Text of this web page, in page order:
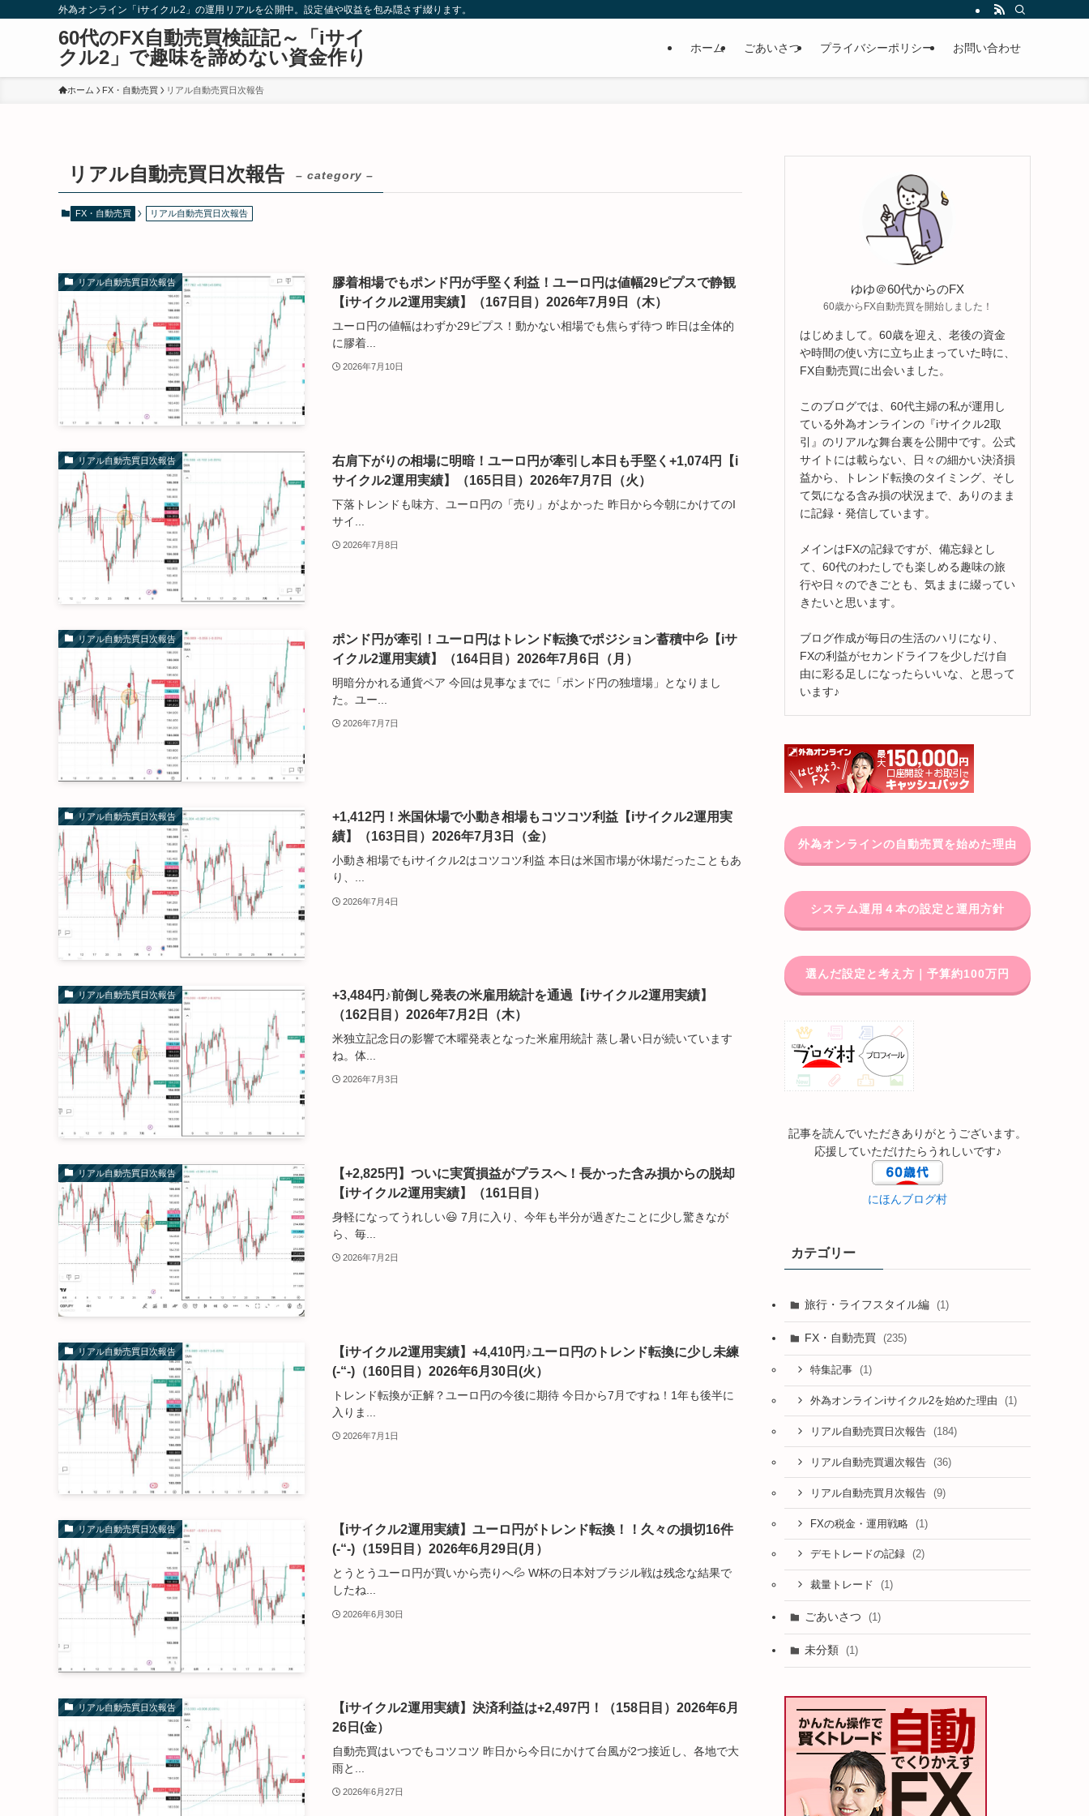
外為オンライン「iサイクル2」の運用リアルを公開中。設定値や収益を包み隠さず綴ります。
60代のFX自動売買検証記～「iサイ
クル2」で趣味を諦めない資金作り
ホーム ごあいさつ プライバシーポリシー お問い合わせ
ホーム FX・自動売買 リアル自動売買日次報告
リアル自動売買日次報告 – category –
FX・自動売買 リアル自動売買日次報告
リアル自動売買日次報告
膠着相場でもポンド円が手堅く利益！ユーロ円は値幅29ピプスで静観
【iサイクル2運用実績】（167日目）2026年7月9日（木）
ユーロ円の値幅はわずか29ピプス！動かない相場でも焦らず待つ 昨日は全体的
に膠着...
2026年7月10日
リアル自動売買日次報告
右肩下がりの相場に明暗！ユーロ円が牽引し本日も手堅く+1,074円【i
サイクル2運用実績】（165日目）2026年7月7日（火）
下落トレンドも味方、ユーロ円の「売り」がよかった 昨日から今朝にかけてのI
サイ...
2026年7月8日
リアル自動売買日次報告
ポンド円が牽引！ユーロ円はトレンド転換でポジション蓄積中💦【iサ
イクル2運用実績】（164日目）2026年7月6日（月）
明暗分かれる通貨ペア 今回は見事なまでに「ポンド円の独壇場」となりまし
た。ユー...
2026年7月7日
リアル自動売買日次報告
+1,412円！米国休場で小動き相場もコツコツ利益【iサイクル2運用実
績】（163日目）2026年7月3日（金）
小動き相場でもiサイクル2はコツコツ利益 本日は米国市場が休場だったこともあ
り、...
2026年7月4日
リアル自動売買日次報告
+3,484円♪前倒し発表の米雇用統計を通過【iサイクル2運用実績】
（162日目）2026年7月2日（木）
米独立記念日の影響で木曜発表となった米雇用統計 蒸し暑い日が続いています
ね。体...
2026年7月3日
リアル自動売買日次報告
【+2,825円】ついに実質損益がプラスへ！長かった含み損からの脱却
【iサイクル2運用実績】（161日目）
身軽になってうれしい😃 7月に入り、今年も半分が過ぎたことに少し驚きなが
ら、毎...
2026年7月2日
リアル自動売買日次報告
【iサイクル2運用実績】+4,410円♪ユーロ円のトレンド転換に少し未練
(-“-)（160日目）2026年6月30日(火）
トレンド転換が正解？ユーロ円の今後に期待 今日から7月ですね！1年も後半に
入りま...
2026年7月1日
リアル自動売買日次報告
【iサイクル2運用実績】ユーロ円がトレンド転換！！久々の損切16件
(-“-)（159日目）2026年6月29日(月）
とうとうユーロ円が買いから売りへ💦 W杯の日本対ブラジル戦は残念な結果で
したね...
2026年6月30日
リアル自動売買日次報告
【iサイクル2運用実績】決済利益は+2,497円！（158日目）2026年6月
26日(金）
自動売買はいつでもコツコツ 昨日から今日にかけて台風が2つ接近し、各地で大
雨と...
2026年6月27日
ゆゆ＠60代からのFX
60歳からFX自動売買を開始しました！
はじめまして。60歳を迎え、老後の資金
や時間の使い方に立ち止まっていた時に、
FX自動売買に出会いました。
このブログでは、60代主婦の私が運用し
ている外為オンラインの『iサイクル2取
引』のリアルな舞台裏を公開中です。公式
サイトには載らない、日々の細かい決済損
益から、トレンド転換のタイミング、そし
て気になる含み損の状況まで、ありのまま
に記録・発信しています。
メインはFXの記録ですが、備忘録とし
て、60代のわたしでも楽しめる趣味の旅
行や日々のできごとも、気ままに綴ってい
きたいと思います。
ブログ作成が毎日の生活のハリになり、
FXの利益がセカンドライフを少しだけ自
由に彩る足しになったらいいな、と思って
います♪
外為オンラインの自動売買を始めた理由
システム運用４本の設定と運用方針
選んだ設定と考え方｜予算約100万円
記事を読んでいただきありがとうございます。
応援していただけたらうれしいです♪
にほんブログ村
カテゴリー
旅行・ライフスタイル編 (1)
FX・自動売買 (235)
特集記事 (1)
外為オンラインiサイクル2を始めた理由 (1)
リアル自動売買日次報告 (184)
リアル自動売買週次報告 (36)
リアル自動売買月次報告 (9)
FXの税金・運用戦略 (1)
デモトレードの記録 (2)
裁量トレード (1)
ごあいさつ (1)
未分類 (1)